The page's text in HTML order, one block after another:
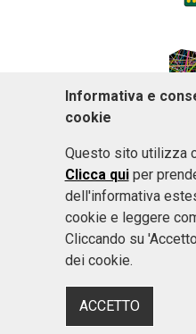
Informativa e
cookie
Questo sito utilizza
Clicca quiper
dell'informativa
cookie e leggere
Cliccando su
dei cookie.
ACCETTO